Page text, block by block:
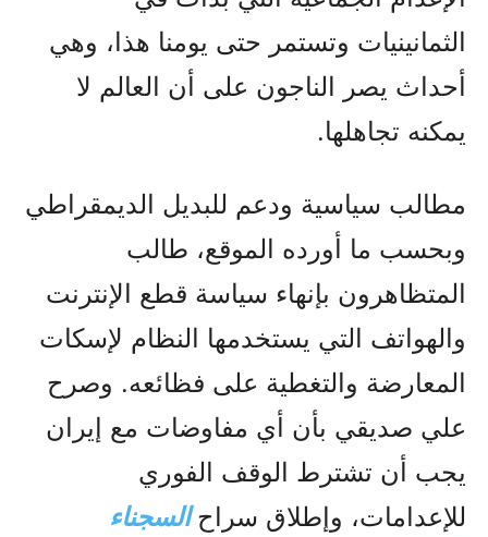
الثمانينيات وتستمر حتى يومنا هذا، وهي
أحداث يصر الناجون على أن العالم لا
يمكنه تجاهلها.
مطالب سياسية ودعم للبديل الديمقراطي
وبحسب ما أورده الموقع، طالب
المتظاهرون بإنهاء سياسة قطع الإنترنت
والهواتف التي يستخدمها النظام لإسكات
المعارضة والتغطية على فظائعه. وصرح
علي صديقي بأن أي مفاوضات مع إيران
يجب أن تشترط الوقف الفوري
للإعدامات، وإطلاق سراحالسجناء